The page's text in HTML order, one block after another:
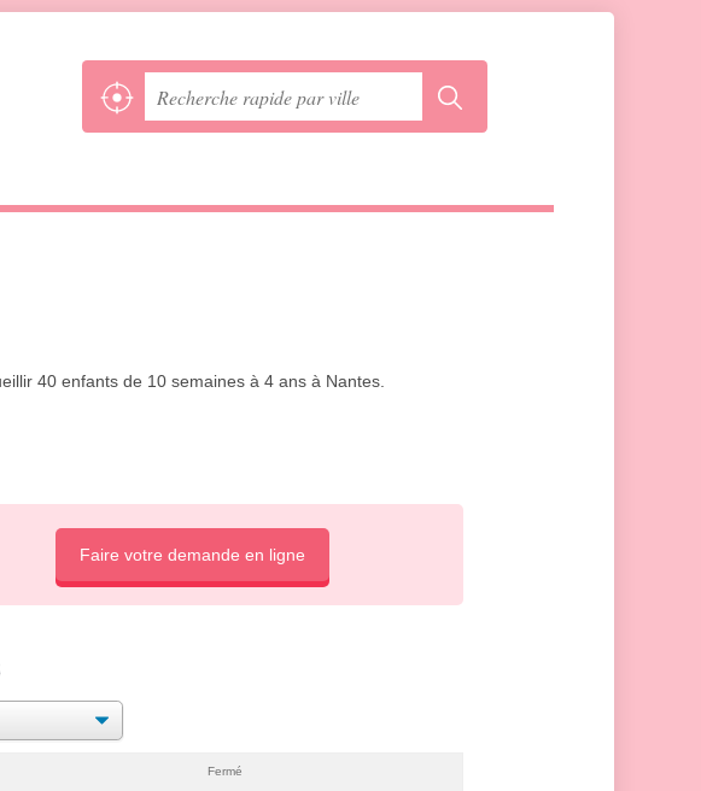
40 enfants de 10 semaines à 4 ans à Nantes.
Faire votre demande en ligne
Fermé